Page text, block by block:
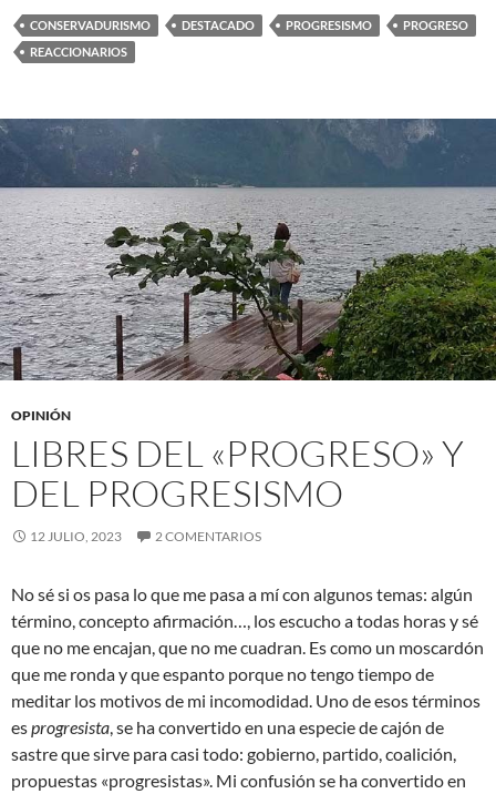
CONSERVADURISMO DESTACADO PROGRESISMO
PROGRESO
REACCIONARIOS
OPINIÓN
LIBRES DEL «PROGRESO» Y
DEL PROGRESISMO
12 JULIO, 2023 2 COMENTARIOS
No sé si os pasa lo que me pasa a mí con algunos temas: algún
término, concepto afirmación…, los escucho a todas horas y sé
que no me encajan, que no me cuadran. Es como un moscardón
que me ronda y que espanto porque no tengo tiempo de
meditar los motivos de mi incomodidad. Uno de esos términos
esprogresista , se ha convertido en una especie de cajón de
sastre que sirve para casi todo: gobierno, partido, coalición,
propuestas «progresistas». Mi confusión se ha convertido en